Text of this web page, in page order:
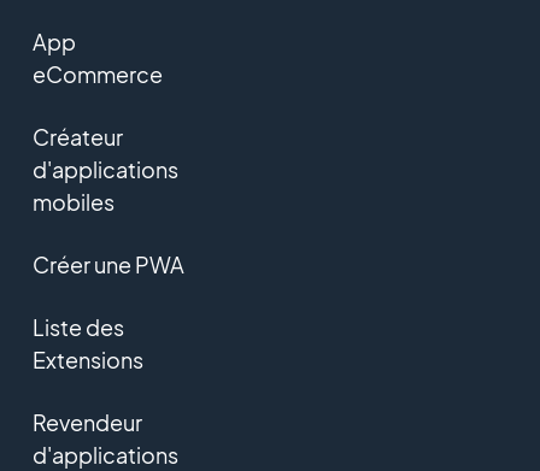
App
eCommerce
Créateur
d'applications
mobiles
Créer une PWA
Liste des
Extensions
Revendeur
d'applications